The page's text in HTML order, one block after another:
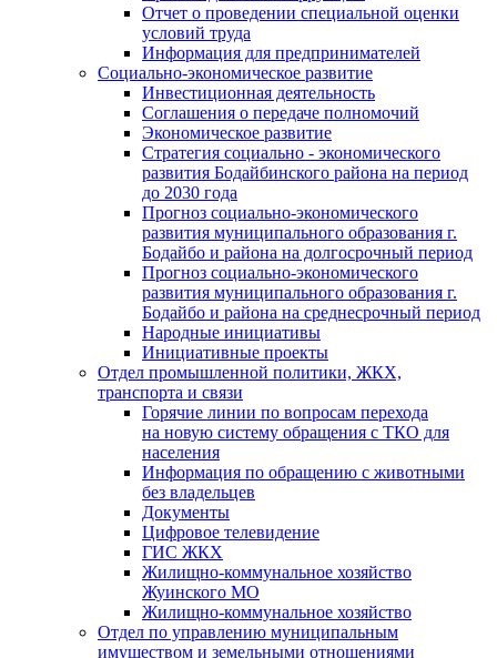
Отчет о проведении специальной оценки
условий труда
Информация для предпринимателей
Социально-экономическое развитие
Инвестиционная деятельность
Соглашения о передаче полномочий
Экономическое развитие
Стратегия социально - экономического
развития Бодайбинского района на период
до 2030 года
Прогноз социально-экономического
развития муниципального образования г.
Бодайбо и района на долгосрочный период
Прогноз социально-экономического
развития муниципального образования г.
Бодайбо и района на среднесрочный период
Народные инициативы
Инициативные проекты
Отдел промышленной политики, ЖКХ,
транспорта и связи
Горячие линии по вопросам перехода
на новую систему обращения с ТКО для
населения
Информация по обращению с животными
без владельцев
Документы
Цифровое телевидение
ГИС ЖКХ
Жилищно-коммунальное хозяйство
Жуинского МО
Жилищно-коммунальное хозяйство
Отдел по управлению муниципальным
имуществом и земельными отношениями